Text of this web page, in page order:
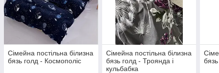
Сімейна постільна білизна
бязь голд - Космополіс
Сімейна постільна білизна
бязь голд - Троянда і
кульбабка